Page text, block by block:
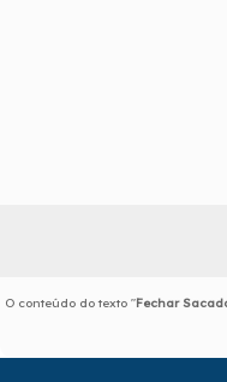
O conteúdo do texto "Fechar